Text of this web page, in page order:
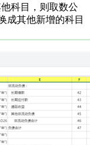
科目，则取数公
成其他新增的科目